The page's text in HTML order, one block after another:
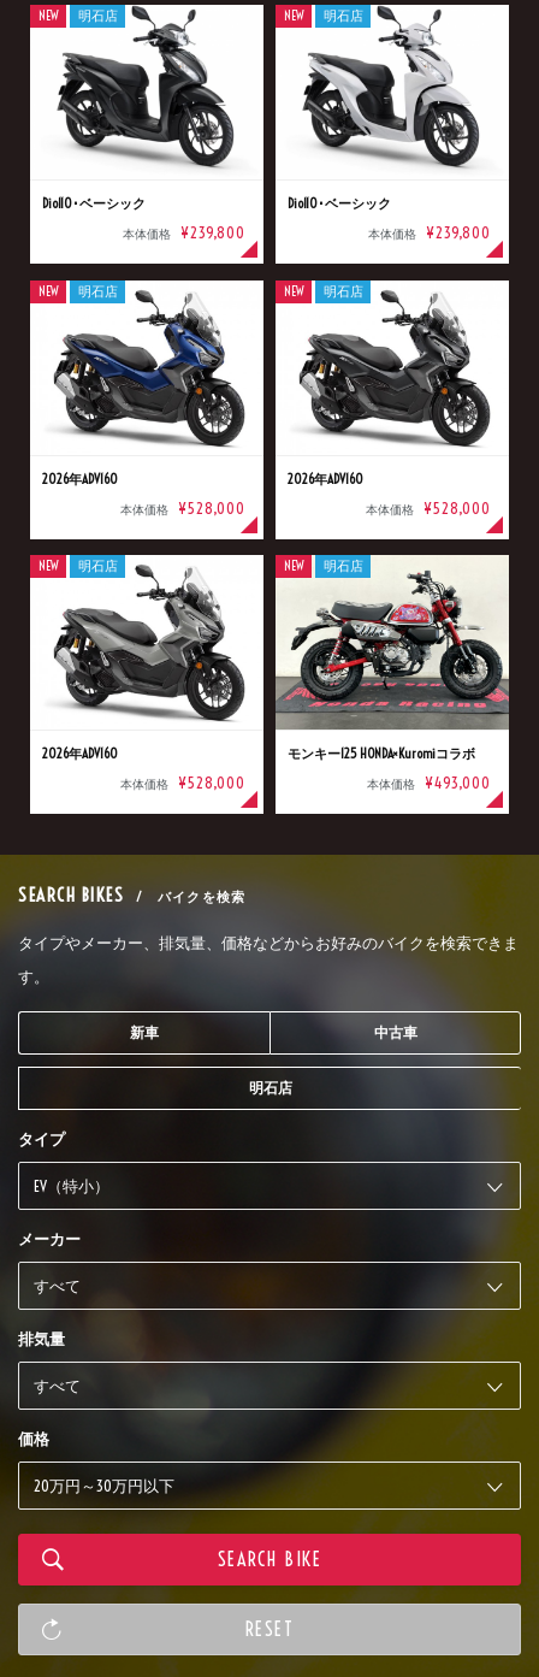
Dio110･ベーシック
本体価格 ¥239,800
NEW 明石店
Dio110･ベーシック
本体価格 ¥239,800
NEW 明石店
2026年ADV160
本体価格 ¥528,000
NEW 明石店
2026年ADV160
本体価格 ¥528,000
NEW 明石店
2026年ADV160
本体価格 ¥528,000
NEW 明石店
モンキー125 HONDA×Kuromiコラボ
本体価格 ¥493,000
NEW 明石店
SEARCH BIKES / バイクを検索
タイプやメーカー、排気量、価格などからお好みのバイクを検索できま
す。
新車 中古車
明石店
タイプ
メーカー
排気量
価格